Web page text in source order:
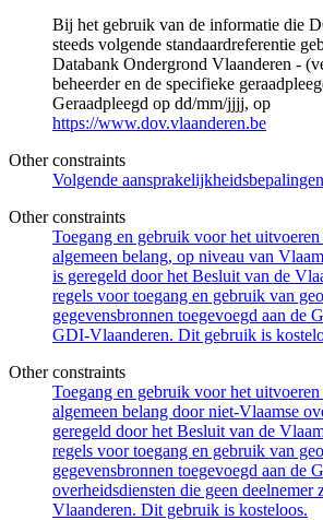
Bij het gebruik van de informatie die
steeds volgende standaardreferentie
Databank Ondergrond Vlaanderen -
beheerder en de specifieke
Geraadpleegd op dd/mm/jjjj, op
https://www.dov.vlaanderen.be
Other constraints
Volgende
Other constraints
Toegang en gebruik voor het
algemeen belang, op niveau van
is geregeld door het Besluit van de
regels voor toegang en gebruik van
gegevensbronnen toegevoegd aan de
GDI-Vlaanderen. Dit gebruik is
Other constraints
Toegang en gebruik voor het
algemeen belang door niet-Vlaamse
geregeld door het Besluit van de
regels voor toegang en gebruik van
gegevensbronnen toegevoegd aan de
overheidsdiensten die geen
Vlaanderen. Dit gebruik is kosteloos.